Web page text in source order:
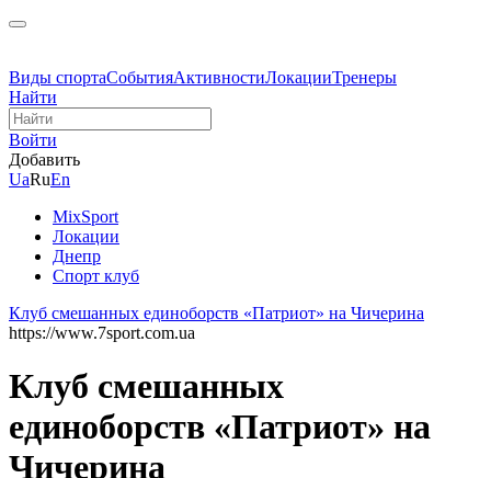
Виды спортаСобытияАктивностиЛокацииТренеры
Найти
Войти
Добавить
UaRuEn
MixSport
Локации
Днепр
Спорт клуб
Клуб смешанных единоборств «Патриот» на Чичерина
https://www.7sport.com.ua
Клуб смешанных
единоборств «Патриот» на
Чичерина